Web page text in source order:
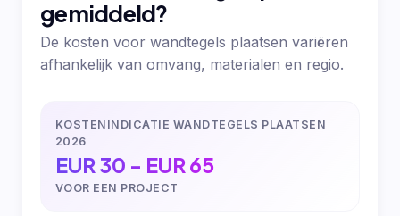
gemiddeld?
De kosten voor wandtegels plaatsen variëren
afhankelijk van omvang, materialen en regio.
KOSTENINDICATIE WANDTEGELS PLAATSEN
2026
EUR 30 - EUR 65
VOOR EEN PROJECT